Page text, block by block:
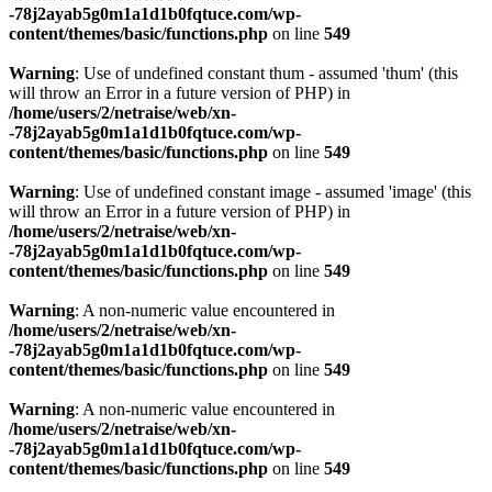
-78j2ayab5g0m1a1d1b0fqtuce.com/wp-
content/themes/basic/functions.php on line 549
Warning: Use of undefined constant thum - assumed 'thum' (this
will throw an Error in a future version of PHP) in
/home/users/2/netraise/web/xn-
-78j2ayab5g0m1a1d1b0fqtuce.com/wp-
content/themes/basic/functions.php on line 549
Warning: Use of undefined constant image - assumed 'image' (this
will throw an Error in a future version of PHP) in
/home/users/2/netraise/web/xn-
-78j2ayab5g0m1a1d1b0fqtuce.com/wp-
content/themes/basic/functions.php on line 549
Warning: A non-numeric value encountered in
/home/users/2/netraise/web/xn-
-78j2ayab5g0m1a1d1b0fqtuce.com/wp-
content/themes/basic/functions.php on line 549
Warning: A non-numeric value encountered in
/home/users/2/netraise/web/xn-
-78j2ayab5g0m1a1d1b0fqtuce.com/wp-
content/themes/basic/functions.php on line 549